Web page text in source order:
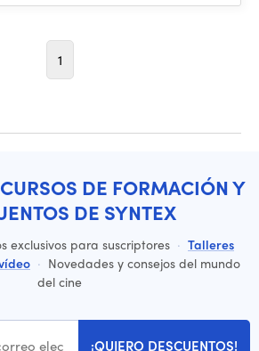
1
DE FORMACIÓN Y
DE SYNTEX
exclusivos para suscriptores · Talleres
· Novedades y consejos del mundo
del cine
¡QUIERO DESCUENTOS!